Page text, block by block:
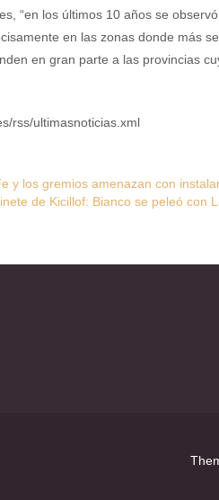
“en los últimos 10 años se
en las zonas donde más
en gran parte a las provincias
rss/ultimasnoticias.xml
y los gremios amenazan con
de Kicillof: Bianco se peleó con